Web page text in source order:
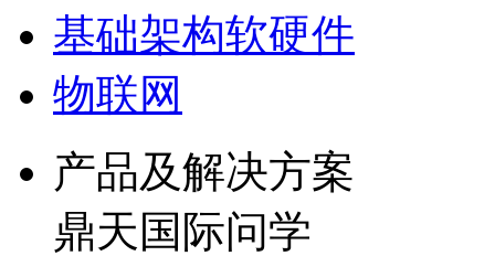
基础架构软硬件
物联网
产品及解决方案
鼎天国际问学